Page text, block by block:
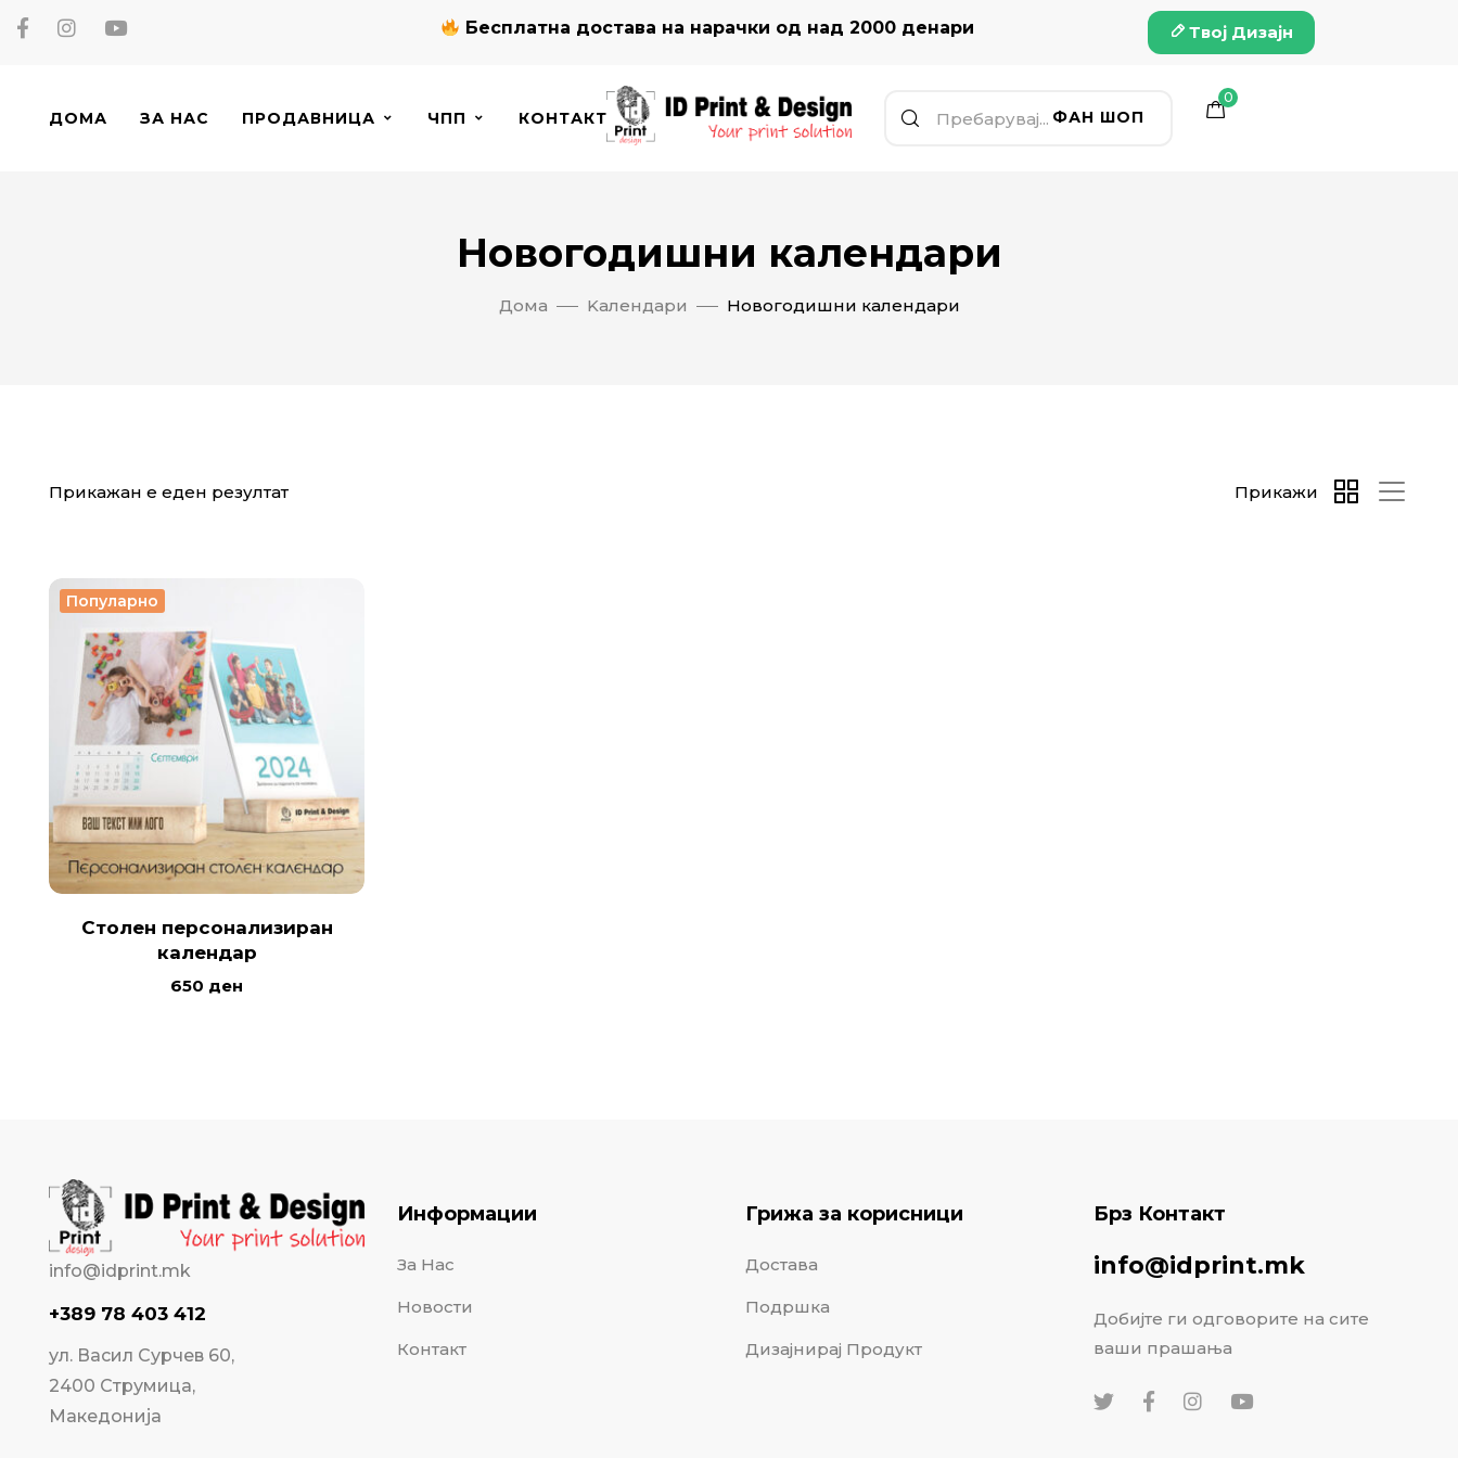
Бесплатна достава на нарачки од над 2000 денари Твој Дизајн
ДОМА ЗА НАС ПРОДАВНИЦА ЧПП КОНТАКТ ФАН ШОП
0
Новогодишни календари
Дома Kалендари Новогодишни календари
Прикажан е еден резултат Прикажи
Популарно
Столен персонализиран
календар
650 ден
info@idprint.mk
+389 78 403 412
ул. Васил Сурчев 60,
2400 Струмица,
Македонија
Информации
За Нас
Новости
Контакт
Грижа за корисници
Достава
Подршка
Дизајнирај Продукт
Брз Контакт
info@idprint.mk
Добијте ги одговорите на сите
ваши прашања